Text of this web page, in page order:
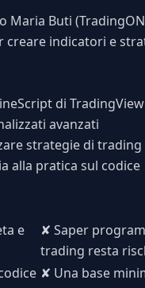
Maria Buti
indicatori e
di TradingView
avanzati
strategie di trading
alla pratica sul codice
e
✘ Saper
trading resta
✘ Una base